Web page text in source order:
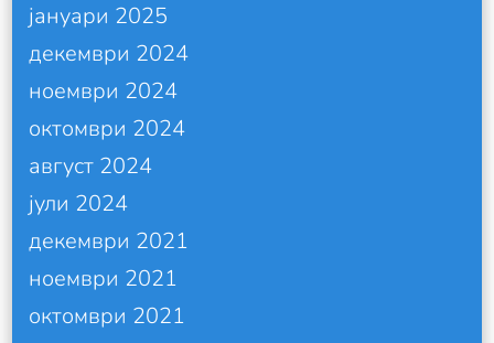
јануари 2025
декември 2024
ноември 2024
октомври 2024
август 2024
јули 2024
декември 2021
ноември 2021
октомври 2021